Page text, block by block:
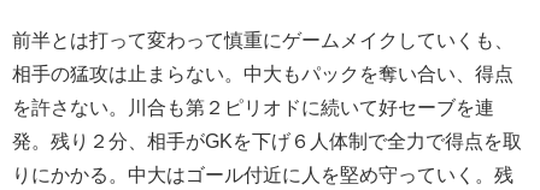
前半とは打って変わって慎重にゲームメイクしていくも、
相手の猛攻は止まらない。中大もパックを奪い合い、得点
を許さない。川合も第２ピリオドに続いて好セーブを連
発。残り２分、相手がGKを下げ６人体制で全力で得点を取
りにかかる。中大はゴール付近に人を堅め守っていく。残